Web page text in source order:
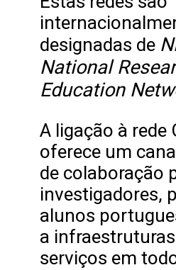
designadas de
National
Education
A ligação à rede
oferece um
de colaboração
investigadores,
alunos
a
serviços em